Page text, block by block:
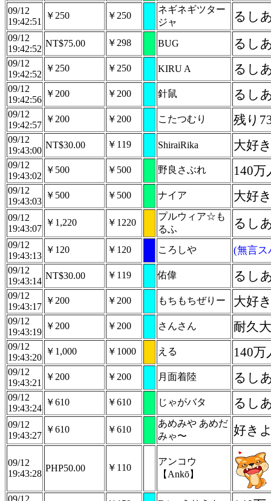
09/12
19:42:51
￥250 ￥250
ネギネギツター
ジャ
るし
09/12
19:42:52
NT$75.00 ￥298 BUG るし
09/12
19:42:52
￥250 ￥250 KIRU A るし
09/12
19:42:56
￥200 ￥200 針鼠 るし
09/12
19:42:57
￥200 ￥200 こたつむり 残り
09/12
19:43:00
NT$30.00 ￥119 ShiraiRika 大好
09/12
19:43:02
￥500 ￥500 野良さぶれ 140
09/12
19:43:03
￥500 ￥500 ナイア 大好
09/12
19:43:07
￥1,220 ￥1220
プルウィア☆も
るふ
るし
09/12
19:43:13
￥120 ￥120 ころしや (無言ス
09/12
19:43:14
NT$30.00 ￥119 佑偉 るし
09/12
19:43:17
￥200 ￥200 もちもちぜりー 大好
09/12
19:43:19
￥200 ￥200 さんさん 耐久
09/12
19:43:20
￥1,000 ￥1000 える 140
09/12
19:43:21
￥200 ￥200 月面着陸 るし
09/12
19:43:24
￥610 ￥610 じゃがバタ るし
09/12
19:43:27
￥610 ￥610
あめみや あめだ
みゃ〜
好き
09/12
19:43:28
PHP50.00 ￥110
アンコウ
【Ankō】
09/12